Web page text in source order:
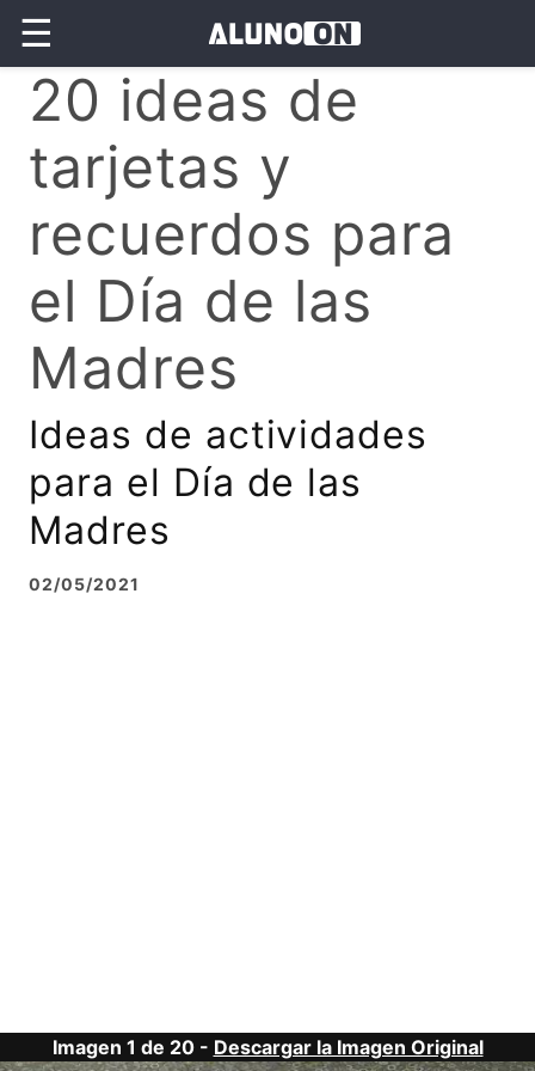
☰
20 ideas de
tarjetas y
recuerdos para
el Día de las
Madres
Ideas de actividades
para el Día de las
Madres
02/05/2021
Imagen 1 de 20 - Descargar la Imagen Original